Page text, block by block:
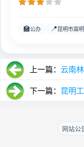
🏫公办 📍昆明市嵩
上一篇： 云南
下一篇： 昆明
网站公